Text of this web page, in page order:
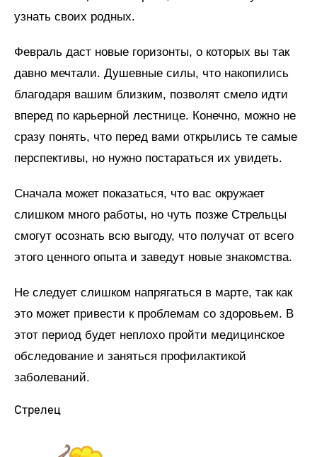
узнать своих родных.
Февраль даст новые горизонты, о которых вы так
давно мечтали. Душевные силы, что накопились
благодаря вашим близким, позволят смело идти
вперед по карьерной лестнице. Конечно, можно не
сразу понять, что перед вами открылись те самые
перспективы, но нужно постараться их увидеть.
Сначала может показаться, что вас окружает
слишком много работы, но чуть позже Стрельцы
смогут осознать всю выгоду, что получат от всего
этого ценного опыта и заведут новые знакомства.
Не следует слишком напрягаться в марте, так как
это может привести к проблемам со здоровьем. В
этот период будет неплохо пройти медицинское
обследование и заняться профилактикой
заболеваний.
Стрелец